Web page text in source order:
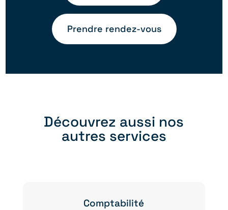
Prendre rendez-vous
Découvrez aussi nos
autres services
Comptabilité